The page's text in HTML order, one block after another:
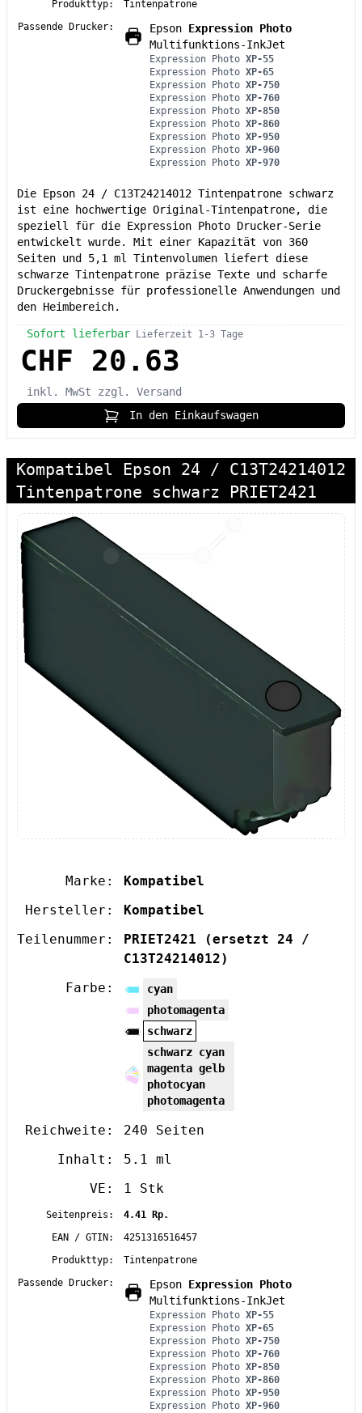
Produkttyp:
Tintenpatrone
Passende Drucker:
Epson Expression Photo
Multifunktions-InkJet
Expression Photo XP-55
Expression Photo XP-65
Expression Photo XP-750
Expression Photo XP-760
Expression Photo XP-850
Expression Photo XP-860
Expression Photo XP-950
Expression Photo XP-960
Expression Photo XP-970
Die Epson 24 / C13T24214012 Tintenpatrone schwarz
ist eine hochwertige Original-Tintenpatrone, die
speziell für die Expression Photo Drucker-Serie
entwickelt wurde. Mit einer Kapazität von 360
Seiten und 5,1 ml Tintenvolumen liefert diese
schwarze Tintenpatrone präzise Texte und scharfe
Druckergebnisse für professionelle Anwendungen und
den Heimbereich.
Sofort lieferbar Lieferzeit 1-3 Tage
CHF 20.63
inkl. MwSt
zzgl. Versand
In den Einkaufswagen
Kompatibel Epson 24 / C13T24214012
Tintenpatrone schwarz PRIET2421
Marke:
Kompatibel
Hersteller:
Kompatibel
Teilenummer:
PRIET2421
(ersetzt 24 /
C13T24214012)
Farbe:
cyan
photomagenta
schwarz
schwarz cyan
magenta gelb
photocyan
photomagenta
Reichweite:
240 Seiten
Inhalt:
5.1 ml
VE:
1 Stk
Seitenpreis:
4.41 Rp.
EAN / GTIN:
4251316516457
Produkttyp:
Tintenpatrone
Passende Drucker:
Epson Expression Photo
Multifunktions-InkJet
Expression Photo XP-55
Expression Photo XP-65
Expression Photo XP-750
Expression Photo XP-760
Expression Photo XP-850
Expression Photo XP-860
Expression Photo XP-950
Expression Photo XP-960